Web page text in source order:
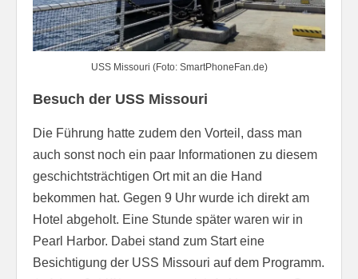
USS Missouri (Foto: SmartPhoneFan.de)
Besuch der USS Missouri
Die Führung hatte zudem den Vorteil, dass man
auch sonst noch ein paar Informationen zu diesem
geschichtsträchtigen Ort mit an die Hand
bekommen hat. Gegen 9 Uhr wurde ich direkt am
Hotel abgeholt. Eine Stunde später waren wir in
Pearl Harbor. Dabei stand zum Start eine
Besichtigung der USS Missouri auf dem Programm.